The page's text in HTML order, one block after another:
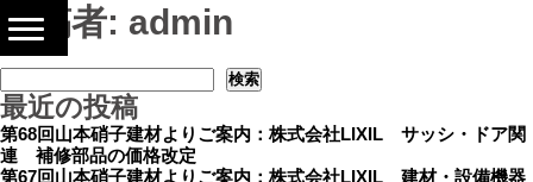
投稿者: admin
検索
検索
最近の投稿
第68回山本硝子建材よりご案内：株式会社LIXIL サッシ・ドア関
連 補修部品の価格改定
第67回山本硝子建材よりご案内：株式会社LIXIL 建材・設備機器